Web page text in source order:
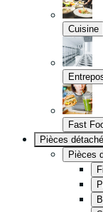
Cuisine
Fast
Pièces
Pièces